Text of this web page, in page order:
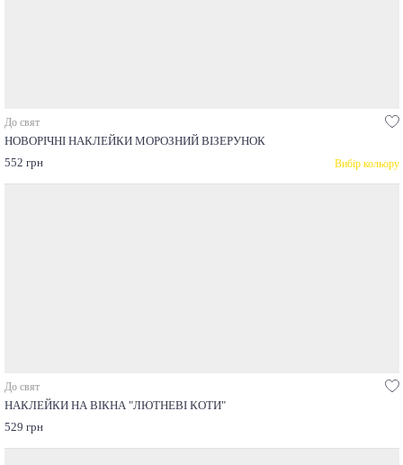
До свят
НОВОРІЧНІ НАКЛЕЙКИ МОРОЗНИЙ ВІЗЕРУНОК
552 грн
Вибір кольору
До свят
НАКЛЕЙКИ НА ВІКНА "ЛЮТНЕВІ КОТИ"
529 грн